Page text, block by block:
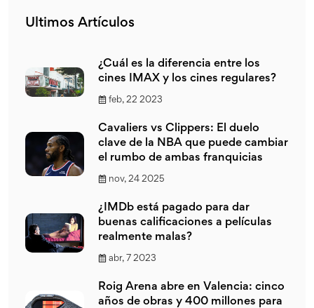
Ultimos Artículos
¿Cuál es la diferencia entre los
cines IMAX y los cines regulares?
feb, 22 2023
Cavaliers vs Clippers: El duelo
clave de la NBA que puede cambiar
el rumbo de ambas franquicias
nov, 24 2025
¿IMDb está pagado para dar
buenas calificaciones a películas
realmente malas?
abr, 7 2023
Roig Arena abre en Valencia: cinco
años de obras y 400 millones para